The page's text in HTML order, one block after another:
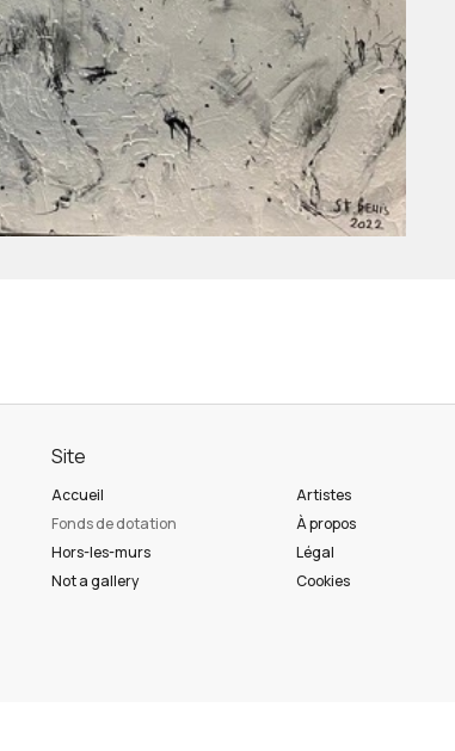
Site
Accueil
Fonds de dotation
Hors-les-murs
Not a gallery
Artistes
À propos
Légal
Cookies